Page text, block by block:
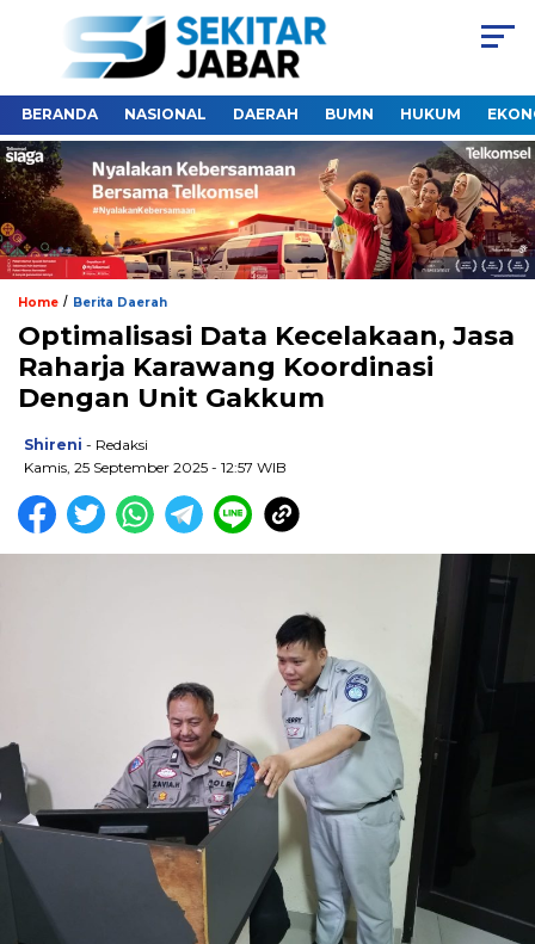
BERANDA NASIONAL DAERAH BUMN HUKUM
Home / Berita Daerah
Optimalisasi Data Kecelakaan, Jasa
Raharja Karawang Koordinasi
Dengan Unit Gakkum
Shireni - Redaksi
Kamis, 25 September 2025 - 12:57 WIB